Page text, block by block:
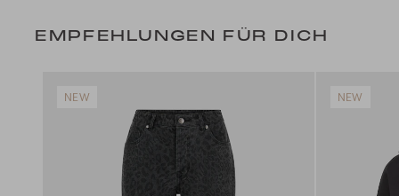
EMPFEHLUNGEN FÜR DICH
NEW NEW